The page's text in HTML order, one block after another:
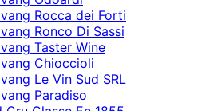
Rocca dei Forti
Ronco Di Sassi
Taster Wine
Chioccioli
Le Vin Sud SRL
Paradiso